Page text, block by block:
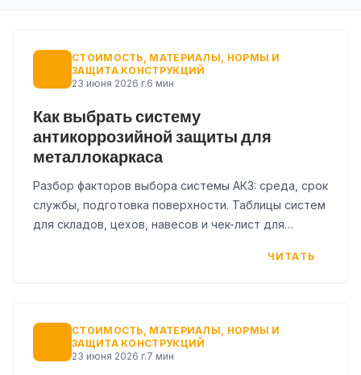
СТОИМОСТЬ, МАТЕРИАЛЫ, НОРМЫ И
ЗАЩИТА КОНСТРУКЦИЙ
23 июня 2026 г.6 мин
Как выбрать систему
антикоррозийной защиты для
металлокаркаса
Разбор факторов выбора системы АКЗ: среда, срок
службы, подготовка поверхности. Таблицы систем
для складов, цехов, навесов и чек-лист для
ЧИТАТЬ
СТОИМОСТЬ, МАТЕРИАЛЫ, НОРМЫ И
ЗАЩИТА КОНСТРУКЦИЙ
23 июня 2026 г.7 мин